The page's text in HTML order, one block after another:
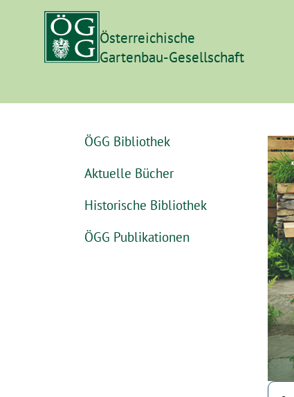
Österreichische
Gartenbau-Gesellschaft
ÖGG Bibliothek
Aktuelle Bücher
Historische Bibliothek
ÖGG Publikationen